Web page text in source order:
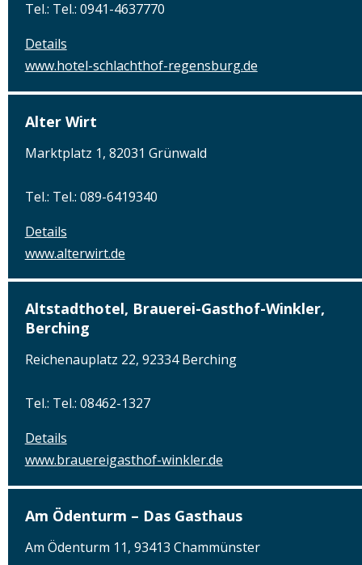
Tel.: Tel.: 0941-4637770
Details
www.hotel-schlachthof-regensburg.de
Alter Wirt
Marktplatz 1, 82031 Grünwald
Tel.: Tel.: 089-6419340
Details
www.alterwirt.de
Altstadthotel, Brauerei-Gasthof-Winkler,
Berching
Reichenauplatz 22, 92334 Berching
Tel.: Tel.: 08462-1327
Details
www.brauereigasthof-winkler.de
Am Ödenturm – Das Gasthaus
Am Ödenturm 11, 93413 Chammünster